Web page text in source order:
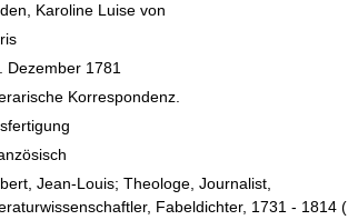
Karoline Luise von
Dezember 1781
Korrespondenz.
Jean-Louis; Theologe, Journalist,
Fabeldichter, 1731 - 1814 (